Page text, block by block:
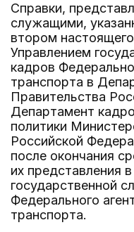
Справки,
служащими,
втором
Управлением
кадров
транспорта в
Правительства
Департамент
политики
Российской
после окончания
их представления
государственной
Федерального
транспорта.